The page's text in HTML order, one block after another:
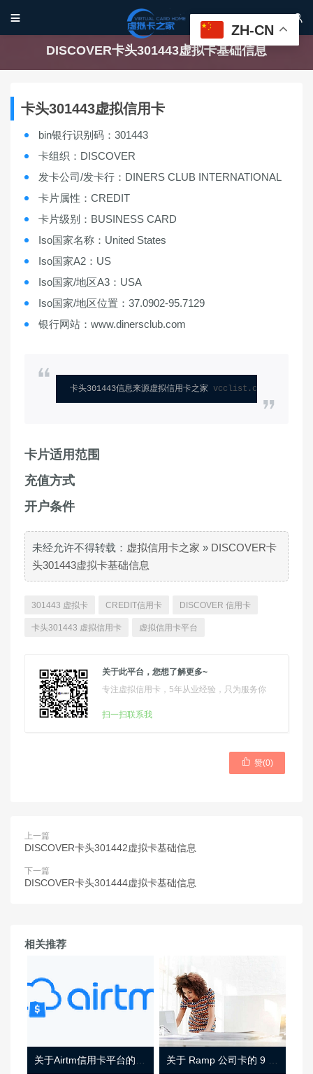
 
DISCOVER卡头301443虚拟卡基础信息
卡头301443虚拟信用卡
bin银行识别码：301443
卡组织：DISCOVER
发卡公司/发卡行：DINERS CLUB INTERNATIONAL
卡片属性：CREDIT
卡片级别：BUSINESS CARD
Iso国家名称：United States
Iso国家A2：US
Iso国家/地区A3：USA
Iso国家/地区位置：37.0902-95.7129
银行网站：www.dinersclub.com
卡头301443信息来源虚拟信用卡之家 vcclist.com
卡片适用范围
充值方式
开户条件
未经允许不得转载： 虚拟信用卡之家 » DISCOVER卡
头301443虚拟卡基础信息
301443 虚拟卡 CREDIT信用卡 DISCOVER 信用卡
卡头301443 虚拟信用卡 虚拟信用卡平台
关于此平台，您想了解更多~
专注虚拟信用卡，5年从业经验，只为服务你
扫一扫联系我
 赞(0)
上一篇
DISCOVER卡头301442虚拟卡基础信息
下一篇
DISCOVER卡头301444虚拟卡基础信息
相关推荐
ZH-CN